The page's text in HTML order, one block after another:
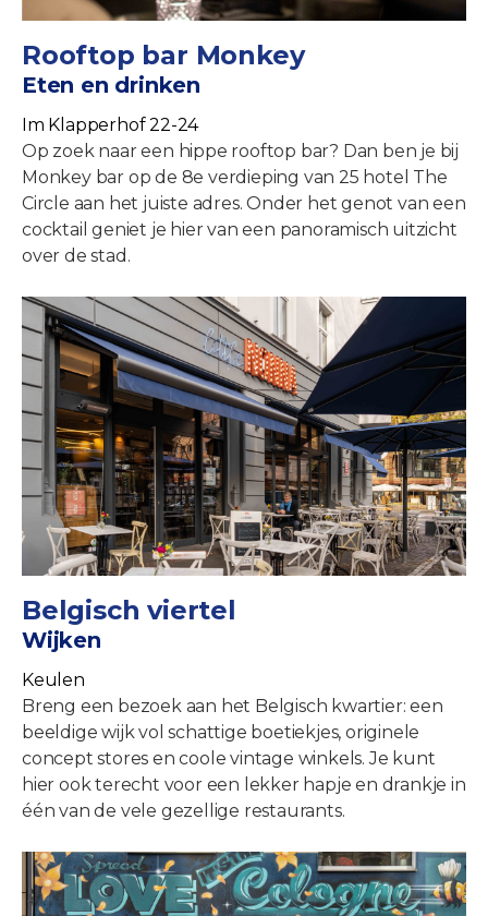
Rooftop bar Monkey
Eten en drinken
Im Klapperhof 22-24
Op zoek naar een hippe rooftop bar? Dan ben je bij
Monkey bar op de 8e verdieping van 25 hotel The
Circle aan het juiste adres. Onder het genot van een
cocktail geniet je hier van een panoramisch uitzicht
over de stad.
Belgisch viertel
Wijken
Keulen
Breng een bezoek aan het Belgisch kwartier: een
beeldige wijk vol schattige boetiekjes, originele
concept stores en coole vintage winkels. Je kunt
hier ook terecht voor een lekker hapje en drankje in
één van de vele gezellige restaurants.